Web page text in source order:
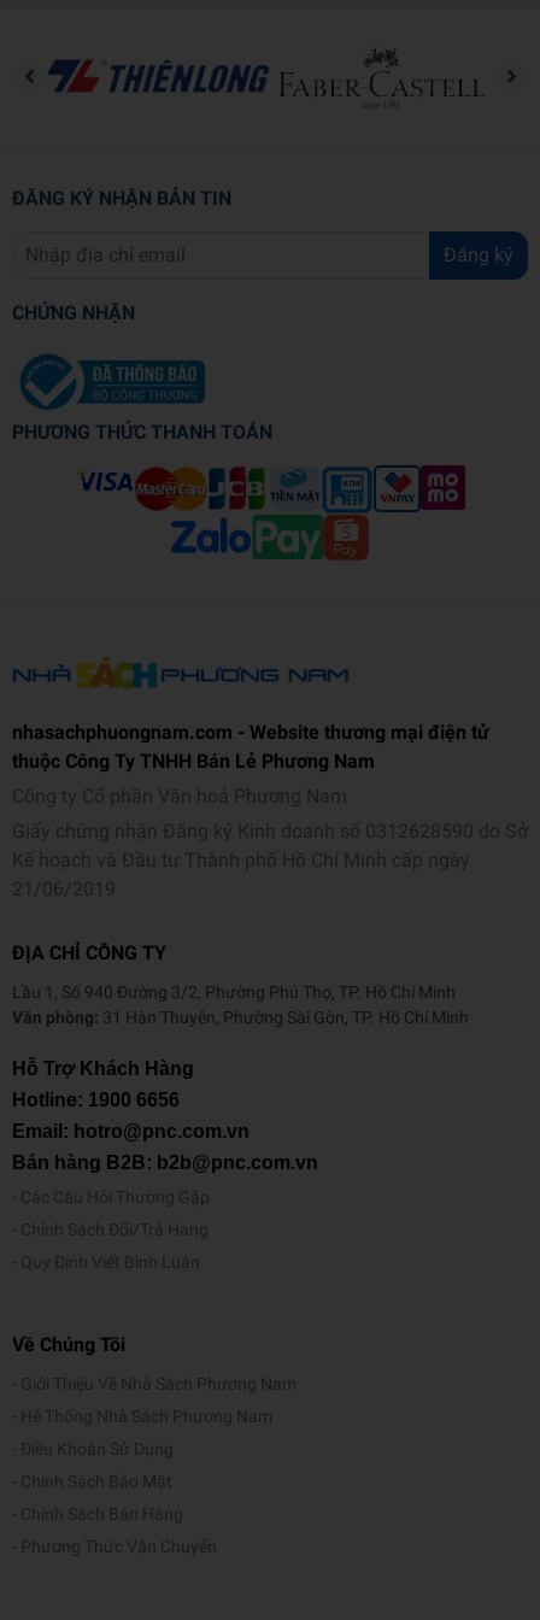
ĐĂNG KÝ NHẬN BẢN TIN
Đăng ký
CHỨNG NHẬN
PHƯƠNG THỨC THANH TOÁN
nhasachphuongnam.com - Website thương mại điện tử
thuộc Công Ty TNHH Bán Lẻ Phương Nam
Công ty Cổ phần Văn hoá Phương Nam
Giấy chứng nhận Đăng ký Kinh doanh số 0312628590 do Sở
Kế hoạch và Đầu tư Thành phố Hồ Chí Minh cấp ngày
21/06/2019
ĐỊA CHỈ CÔNG TY
Lầu 1, Số 940 Đường 3/2, Phường Phú Thọ, TP. Hồ Chí Minh
Văn phòng: 31 Hàn Thuyên, Phường Sài Gòn, TP. Hồ Chí Minh
Hỗ Trợ Khách Hàng
Hotline: 1900 6656
Email: hotro@pnc.com.vn
Bán hàng B2B: b2b@pnc.com.vn
Các Câu Hỏi Thường Gặp
Chính Sách Đổi/Trả Hàng
Quy Định Viết Bình Luận
Về Chúng Tôi
Giới Thiệu Về Nhà Sách Phương Nam
Hệ Thống Nhà Sách Phương Nam
Điều Khoản Sử Dụng
Chính Sách Bảo Mật
Chính Sách Bán Hàng
Phương Thức Vận Chuyển